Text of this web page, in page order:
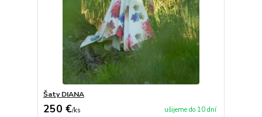
Šaty DIANA
250 €/ks ušijeme do 10 dní